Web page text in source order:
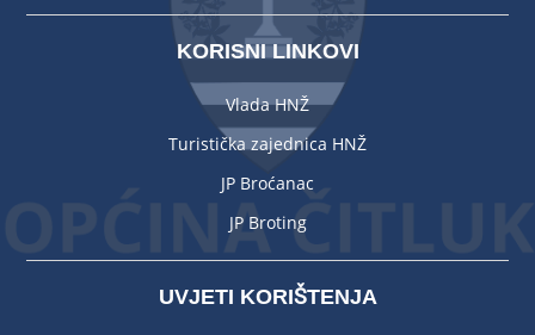
KORISNI LINKOVI
Vlada HNŽ
Turistička zajednica HNŽ
JP Broćanac
JP Broting
UVJETI KORIŠTENJA